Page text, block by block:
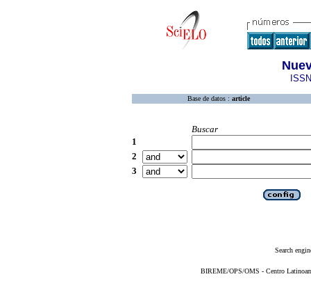
Base de datos : article
Buscar
1
2
3
Search
BIREME/OPS/OMS - Centro